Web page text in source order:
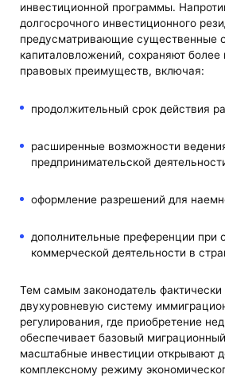
инвестиционной программы.
долгосрочного инвестиционного
предусматривающие существенные
капиталовложений, сохраняют
правовых преимуществ, включая:
продолжительный срок действия
расширенные возможности
предпринимательской
оформление разрешений для
дополнительные преференции при
коммерческой деятельности в
Тем самым законодатель
двухуровневую систему
регулирования, где приобретение
обеспечивает базовый миграционный
масштабные инвестиции открывают
комплексному режиму